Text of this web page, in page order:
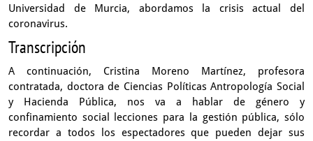
Universidad de Murcia, abordamos la crisis actual del
coronavirus.
Transcripción
A continuación, Cristina Moreno Martínez, profesora
contratada, doctorade Ciencias Políticas Antropología Social
y Hacienda Pública, nos va a hablar de género y
confinamiento social lecciones para la gestión pública,sólo
recordar a todos los espectadoresque pueden dejar sus